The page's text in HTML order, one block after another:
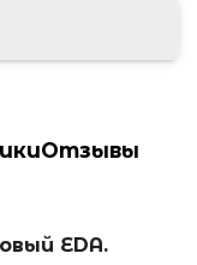
Отзывы
EDA.